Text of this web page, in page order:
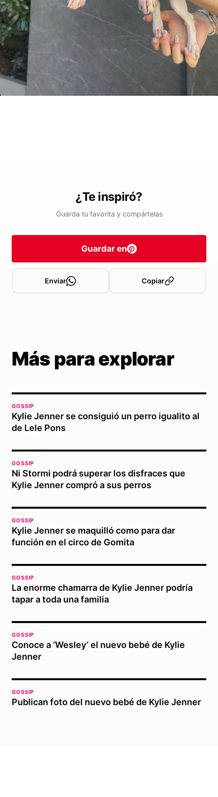
¿Te inspiró?
Guarda tu favorita y compártelas
Guardar en
Enviar Copiar
Más para explorar
GOSSIP
Kylie Jenner se consiguió un perro igualito al
de Lele Pons
GOSSIP
Ni Stormi podrá superar los disfraces que
Kylie Jenner compró a sus perros
GOSSIP
Kylie Jenner se maquilló como para dar
función en el circo de Gomita
GOSSIP
La enorme chamarra de Kylie Jenner podría
tapar a toda una familia
GOSSIP
Conoce a ‘Wesley’ el nuevo bebé de Kylie
Jenner
GOSSIP
Publican foto del nuevo bebé de Kylie Jenner